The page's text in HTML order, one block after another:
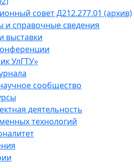
совет Д212.277.01 (архив)
и справочные сведения
выставки
УлГТУ»
сообщество
деятельность
технологий